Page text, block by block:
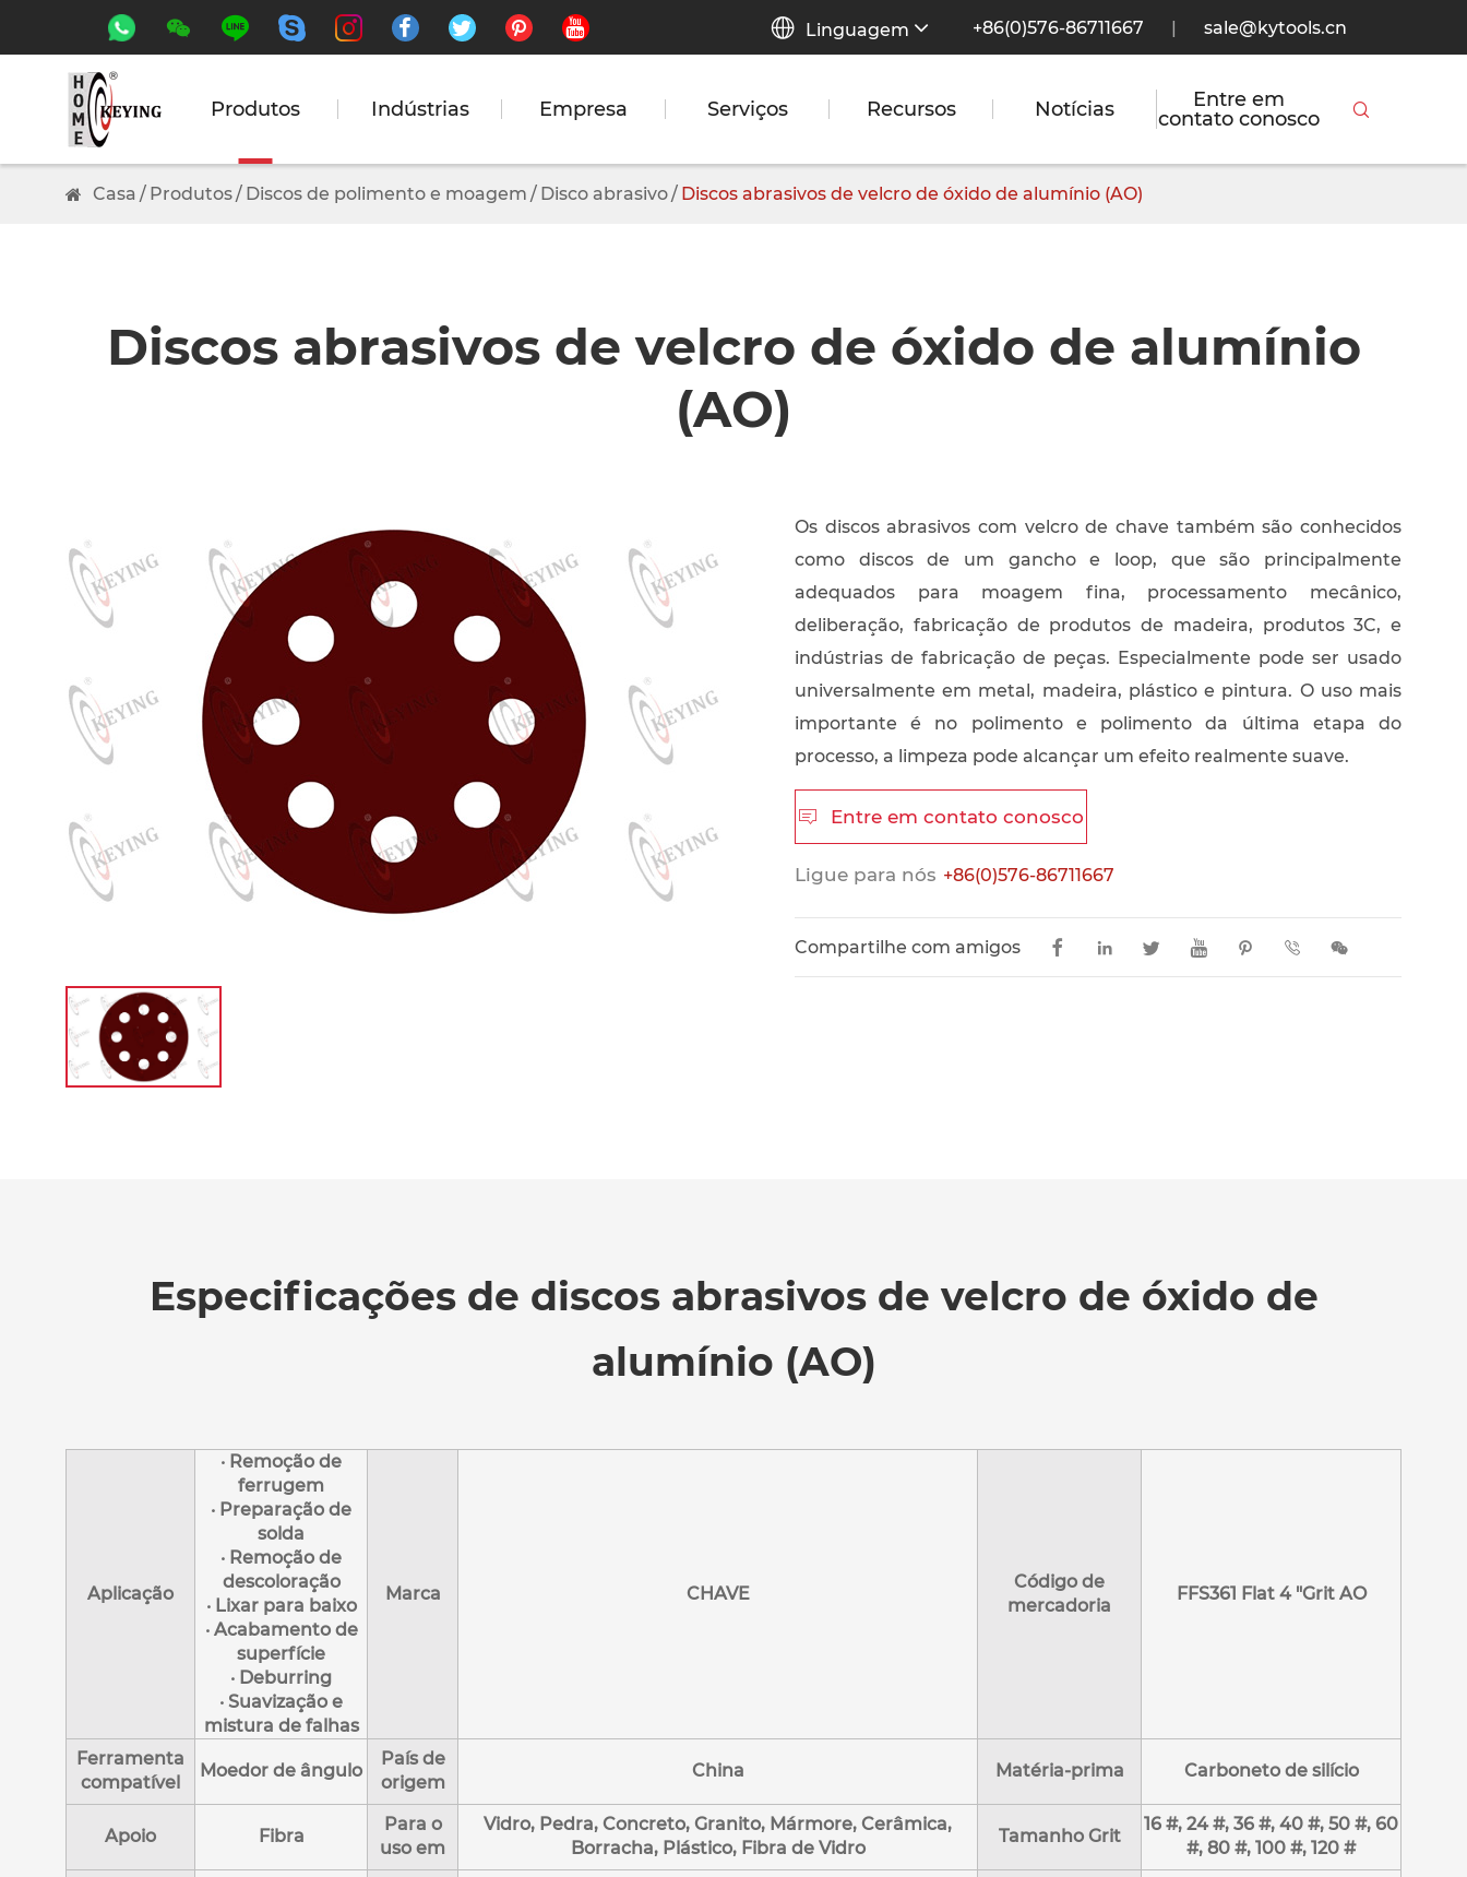
        Linguagem +86(0)576-86711667 | sale@kytools.cn
Produtos Indústrias Empresa Serviços Recursos Notícias
Entre em
contato conosco

Casa Produtos Discos de polimento e moagem Disco abrasivo Discos abrasivos de velcro de óxido de alumínio (AO)
Discos abrasivos de velcro de óxido de alumínio
(AO)
Os discos abrasivos com velcro de chave também são conhecidos
como discos de um gancho e loop, que são principalmente
adequados para moagem fina, processamento mecânico,
deliberação, fabricação de produtos de madeira, produtos 3C, e
indústrias de fabricação de peças. Especialmente pode ser usado
universalmente em metal, madeira, plástico e pintura. O uso mais
importante é no polimento e polimento da última etapa do
processo, a limpeza pode alcançar um efeito realmente suave.
 Entre em contato conosco
Ligue para nós +86(0)576-86711667
Compartilhe com amigos       
Especificações de discos abrasivos de velcro de óxido de
alumínio (AO)
Aplicação
· Remoção de
ferrugem
· Preparação de
solda
· Remoção de
descoloração
· Lixar para baixo
· Acabamento de
superfície
· Deburring
· Suavização e
mistura de falhas
Marca CHAVE
Código de
mercadoria
FFS361 Flat 4 "Grit AO
Ferramenta
compatível
Moedor de ângulo
País de
origem
China Matéria-prima Carboneto de silício
Apoio Fibra
Para o
uso em
Vidro, Pedra, Concreto, Granito, Mármore, Cerâmica,
Borracha, Plástico, Fibra de Vidro
Tamanho Grit
16 #, 24 #, 36 #, 40 #, 50 #, 60
#, 80 #, 100 #, 120 #